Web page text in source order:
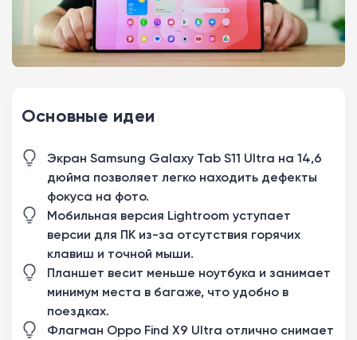
Основные идеи
Экран Samsung Galaxy Tab S11 Ultra на 14,6
дюйма позволяет легко находить дефекты
фокуса на фото.
Мобильная версия Lightroom уступает
версии для ПК из-за отсутствия горячих
клавиш и точной мыши.
Планшет весит меньше ноутбука и занимает
минимум места в багаже, что удобно в
поездках.
Флагман Oppo Find X9 Ultra отлично снимает